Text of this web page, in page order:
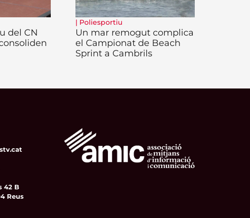
del CN
| Poliesportiu
Un mar remogut complica
el Campionat de Beach
Sprint a Cambrils
42 B
Reus